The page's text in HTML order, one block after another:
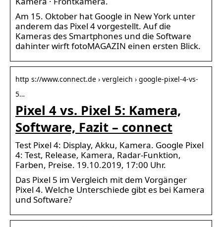
Am 15. Oktober hat Google in New York unter
anderem das Pixel 4 vorgestellt. Auf die
Kameras des Smartphones und die Software
dahinter wirft fotoMAGAZIN einen ersten Blick.
http s://www.connect.de › vergleich › google-pixel-4-vs-
5…
Pixel 4 vs. Pixel 5: Kamera,
Software, Fazit – connect
Test Pixel 4: Display, Akku, Kamera. Google Pixel
4: Test, Release, Kamera, Radar-Funktion,
Farben, Preise. 19.10.2019, 17:00 Uhr.
Das Pixel 5 im Vergleich mit dem Vorgänger
Pixel 4. Welche Unterschiede gibt es bei Kamera
und Software?